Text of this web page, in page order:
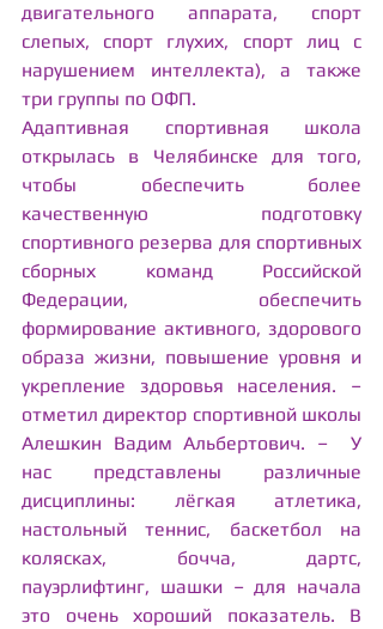
двигательного аппарата, спорт
слепых, спорт глухих, спорт лиц с
нарушением интеллекта), а также
три группы по ОФП.
Адаптивная спортивная школа
открылась в Челябинске для того,
чтобы обеспечить более
качественную подготовку
спортивного резерва для спортивных
сборных команд Российской
Федерации, обеспечить
формирование активного, здорового
образа жизни, повышение уровня и
укрепление здоровья населения. –
отметил директор спортивной школы
Алешкин Вадим Альбертович. –  У
нас представлены различные
дисциплины: лёгкая атлетика,
настольный теннис, баскетбол на
колясках, бочча, дартс,
пауэрлифтинг, шашки – для начала
это очень хороший показатель. В